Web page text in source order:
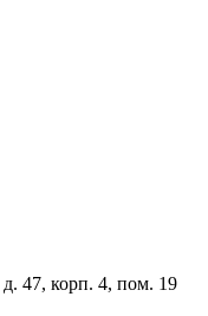
47, корп. 4, пом. 19